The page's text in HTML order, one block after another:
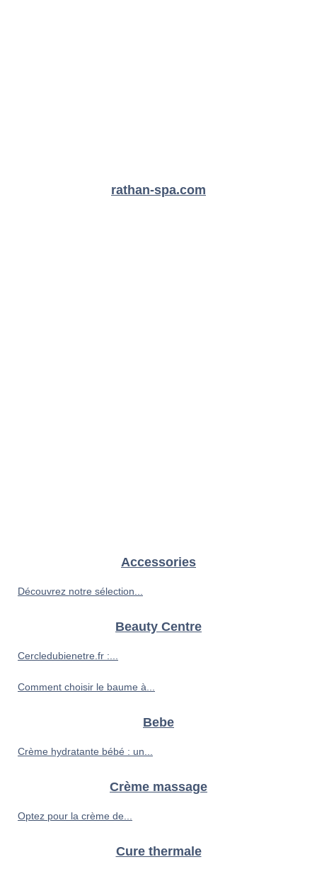
rathan-spa.com
Accessories
Découvrez notre sélection...
Beauty Centre
Cercledubienetre.fr :...
Comment choisir le baume à...
Bebe
Crème hydratante bébé : un...
Crème massage
Optez pour la crème de...
Cure thermale